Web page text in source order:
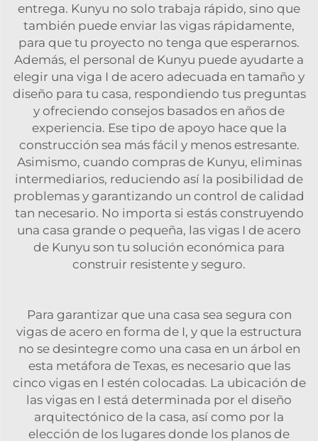
entrega. Kunyu no solo trabaja rápido, sino que
también puede enviar las vigas rápidamente,
para que tu proyecto no tenga que esperarnos.
Además, el personal de Kunyu puede ayudarte a
elegir una viga I de acero adecuada en tamaño y
diseño para tu casa, respondiendo tus preguntas
y ofreciendo consejos basados en años de
experiencia. Ese tipo de apoyo hace que la
construcción sea más fácil y menos estresante.
Asimismo, cuando compras de Kunyu, eliminas
intermediarios, reduciendo así la posibilidad de
problemas y garantizando un control de calidad
tan necesario. No importa si estás construyendo
una casa grande o pequeña, las vigas I de acero
de Kunyu son tu solución económica para
construir resistente y seguro.
Para garantizar que una casa sea segura con
vigas de acero en forma de I, y que la estructura
no se desintegre como una casa en un árbol en
esta metáfora de Texas, es necesario que las
cinco vigas en I estén colocadas. La ubicación de
las vigas en I está determinada por el diseño
arquitectónico de la casa, así como por la
elección de los lugares donde los planos de